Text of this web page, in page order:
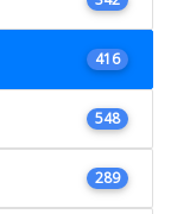
416
548
289